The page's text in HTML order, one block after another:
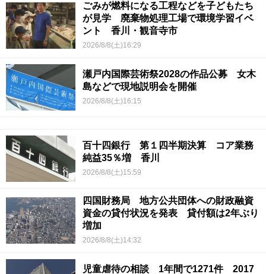
ごみが燃料になる工程などを子どもたち
が見学 廃棄物処理工場で環境学習イベ
ント 香川・観音寺市
2026/8/8(土)16:29
瀬戸内国際芸術祭2028の作品公募 女木
島などで現地説明会を開催
2026/8/8(土)16:15
百十四銀行 第１四半期決算 コア業務
純益35％増 香川
2026/8/8(土)15:59
四国財務局 地方公共団体への財政融資
資金の貸付状況を発表 貸付額は2年ぶり
増加
2026/8/8(土)14:32
児童虐待の相談 1年間で1271件 2017